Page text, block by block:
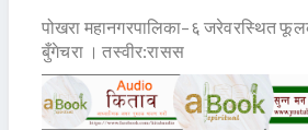
पोखरा महानगरपालिका–६ जरेवरस्थित
बुँगेचरा । तस्वीर:रासस